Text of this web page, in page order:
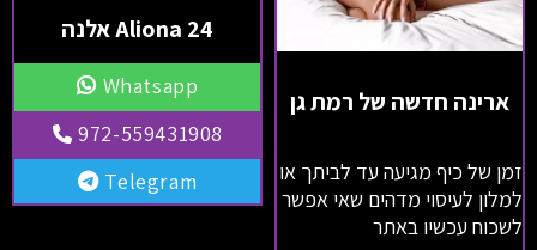
ארינה חדשה של רמת גן
זמן של כיף מגיעה עד לביתך או
למלון לעיסוי מדהים שאי אפשר
לשכוח עכשיו באתר
Aliona 24 אלנה
Whatsapp
972-559431908
Telegram